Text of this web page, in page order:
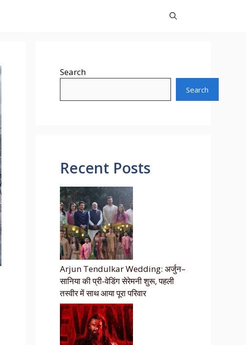
Search
Search
Recent Posts
Arjun Tendulkar Wedding: अर्जुन–
सानिया की प्री-वेडिंग सेरेमनी शुरू, पहली
तस्वीर में साथ आया पूरा परिवार